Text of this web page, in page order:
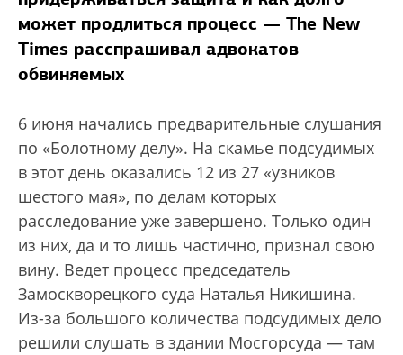
может продлиться процесс — The New
Times расспрашивал адвокатов
обвиняемых
6 июня начались предварительные слушания
по «Болотному делу». На скамье подсудимых
в этот день оказались 12 из 27 «узников
шестого мая», по делам которых
расследование уже завершено. Только один
из них, да и то лишь частично, признал свою
вину. Ведет процесс председатель
Замоскворецкого суда Наталья Никишина.
Из-за большого количества подсудимых дело
решили слушать в здании Мосгорсуда — там